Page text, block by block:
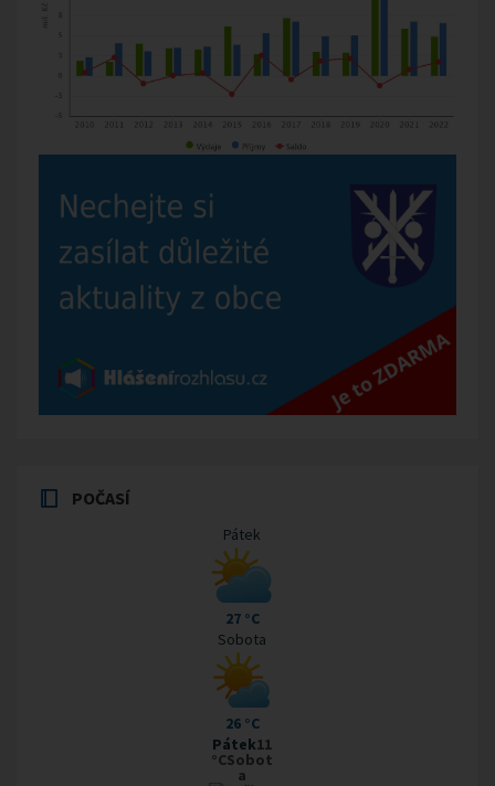
POČASÍ
Pátek
27 °C
Sobota
26 °C
Pátek11
°CSobot
a